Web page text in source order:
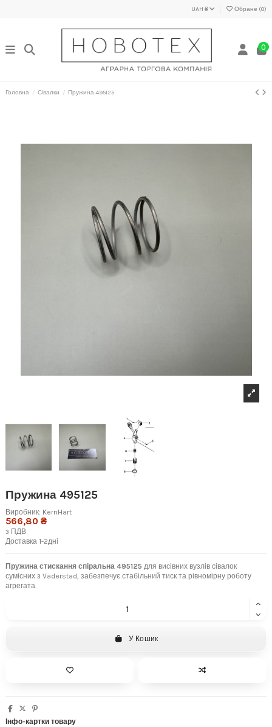
UAH ₴ Обране (0)
0
Головна Сівалки Пружина 495125
Пружина 495125
Виробник: KernHart
566,80 ₴
з ПДВ
Доставка 1-2дні
Пружина стискання спіральна 495125 для висівних вузлів сівалок
сумісних з Vaderstad, забезпечує стабільний тиск та рівномірну роботу
агрегата.
У Кошик
Інфо-картки товару